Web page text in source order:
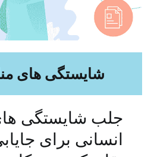
شایستگی های
جلب شایستگی
انسانی برای